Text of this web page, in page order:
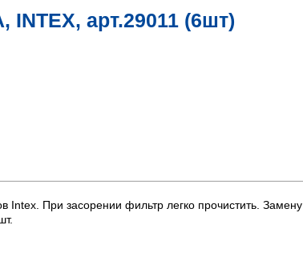
INTEX, арт.29011 (6шт)
При засорении фильтр легко прочистить. Замену